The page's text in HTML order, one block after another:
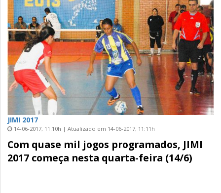
JIMI 2017
14-06-2017, 11:10h | Atualizado em 14-06-2017, 11:11h
Com quase mil jogos programados, JIMI
2017 começa nesta quarta-feira (14/6)